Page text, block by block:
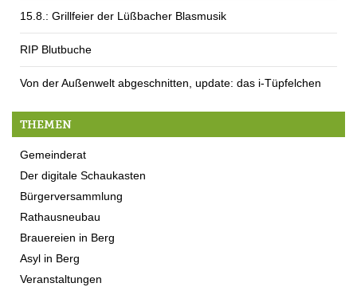
15.8.: Grillfeier der Lüßbacher Blasmusik
RIP Blutbuche
Von der Außenwelt abgeschnitten, update: das i-Tüpfelchen
THEMEN
Gemeinderat
Der digitale Schaukasten
Bürgerversammlung
Rathausneubau
Brauereien in Berg
Asyl in Berg
Veranstaltungen